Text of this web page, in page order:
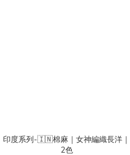
印度系列-🇮🇳棉麻｜女神編織長洋｜
2色